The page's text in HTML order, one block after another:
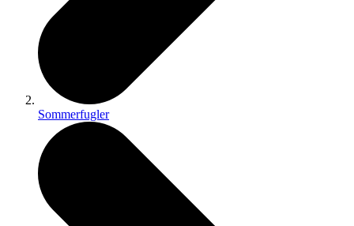
Sommerfugler